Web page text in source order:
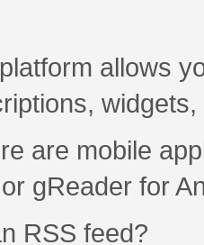
allows
are mobile
gReader for
RSS feed?